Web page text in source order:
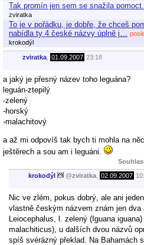
Tak promín jen sem se snažila pomoct.
zviratka
To je v pořádku, je dobře, že chceš
nabídla ty 4 české názvy úplně j…
krokodýl
zviratka 01.09.2007 23:18
a jaký je přesný název toho leguána?
leguán-ztepilý
-zelený
-horský
-malachitový
a až mi odpovíš tak bych ti mohla na
ještěrech a sou am i leguáni.
krokodýl @zviratka 02.09.2007
Nic ve zlém, pokus dobrý, ale ani
vlastně českým názvem znám jen dva
Leiocephalus, l. zelený (Iguana
malachiticus), u dalších dvou názvů
spíš svérázný překlad. Na Bahamách